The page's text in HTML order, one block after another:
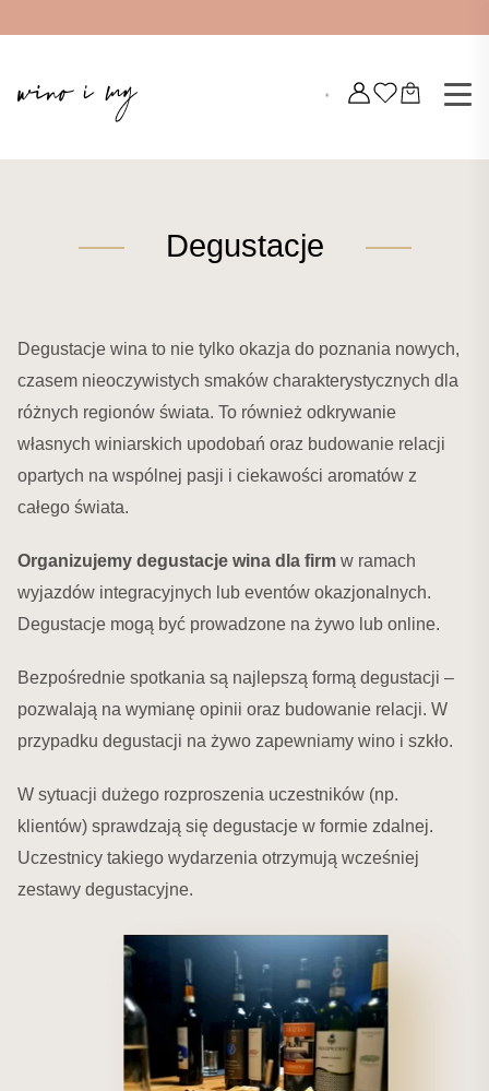
Degustacje
Degustacje wina to nie tylko okazja do poznania nowych,
czasem nieoczywistych smaków charakterystycznych dla
różnych regionów świata. To również odkrywanie
własnych winiarskich upodobań oraz budowanie relacji
opartych na wspólnej pasji i ciekawości aromatów z
całego świata.
Organizujemy degustacje wina dla firm w ramach
wyjazdów integracyjnych lub eventów okazjonalnych.
Degustacje mogą być prowadzone na żywo lub online.
Bezpośrednie spotkania są najlepszą formą degustacji –
pozwalają na wymianę opinii oraz budowanie relacji. W
przypadku degustacji na żywo zapewniamy wino i szkło.
W sytuacji dużego rozproszenia uczestników (np.
klientów) sprawdzają się degustacje w formie zdalnej.
Uczestnicy takiego wydarzenia otrzymują wcześniej
zestawy degustacyjne.